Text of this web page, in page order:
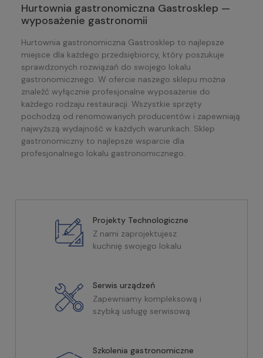
Hurtownia gastronomiczna Gastrosklep —
wyposażenie gastronomii
Hurtownia gastronomiczna Gastrosklep to najlepsze
miejsce dla każdego przedsiębiorcy, który poszukuje
sprawdzonych rozwiązań do swojego lokalu
gastronomicznego. W ofercie naszego sklepu można
znaleźć wyłącznie profesjonalne wyposażenie do
każdego rodzaju restauracji. Wszystkie sprzęty
pochodzą od renomowanych producentów i zapewniają
najwyższą wydajność w każdych warunkach. Sklep
gastronomiczny to najlepsze wsparcie dla
profesjonalnego lokalu gastronomicznego.
Projekty Technologiczne
Z nami zaprojektujesz
kuchnię swojego lokalu
Serwis urządzeń
Zapewniamy kompleksową i
szybką usługę serwisową
Szkolenia gastronomiczne